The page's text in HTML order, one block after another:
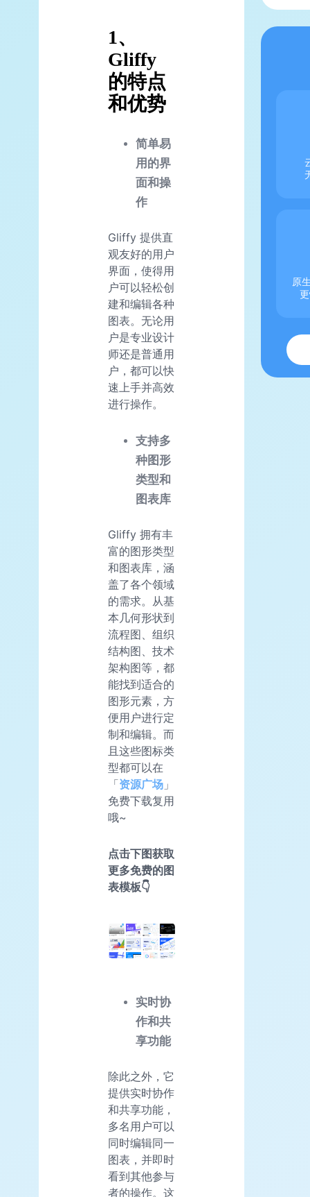
1、
Gliffy
的特点
和优势
简单易
用的界
面和操
作
Gliffy 提供直
观友好的用户
界面，使得用
户可以轻松创
建和编辑各种
图表。无论用
户是专业设计
师还是普通用
户，都可以快
速上手并高效
进行操作。
支持多
种图形
类型和
图表库
Gliffy 拥有丰
富的图形类型
和图表库，涵
盖了各个领域
的需求。从基
本几何形状到
流程图、组织
结构图、技术
架构图等，都
能找到适合的
图形元素，方
便用户进行定
制和编辑。而
且这些图标类
型都可以在
「资源广场 」
免费下载复用
哦~
点击下图获取
更多免费的图
表模板👇
实时协
作和共
享功能
除此之外，它
提供实时协作
和共享功能，
多名用户可以
同时编辑同一
图表，并即时
看到其他参与
者的操作。这
原